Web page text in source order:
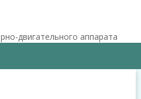
двигательного аппарата